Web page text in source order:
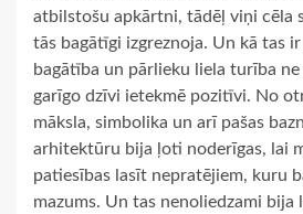
atbilstošu apkārtni, tādēļ viņi cēla
tās bagātīgi izgreznoja. Un kā tas
bagātība un pārlieku liela turība
garīgo dzīvi ietekmē pozitīvi. No
māksla, simbolika un arī pašas
arhitektūru bija ļoti noderīgas, lai
patiesības lasīt nepratējiem, kuru
mazums. Un tas nenoliedzami bija